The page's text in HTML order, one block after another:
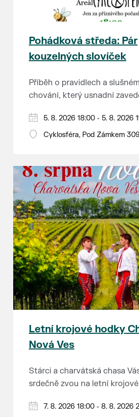
Pohádková středa: Pár
kouzelných slovíček
Příběh o pravidlech a slušném
chování, který usnadní
nové prostředí.
Hraje se jen za příznivého
Vstupné dobrovolné.
5. 8. 2026 18:00 - 5. 8. 2026
Cyklosféra, Pod Zámkem
Letní krojové hodky
Nová Ves
Stárci a charvátská chasa
srdečně zvou na letní krojové
PÁTEK 7. srpna
7. 8. 2026 18:00 - 8. 8. 2026